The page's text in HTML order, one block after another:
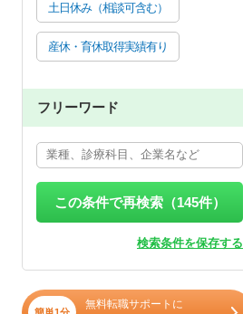
土日休み（相談可含む）
産休・育休取得実績有り
フリーワード
この条件で再検索（145件）
検索条件を保存する
無料転職サポートに